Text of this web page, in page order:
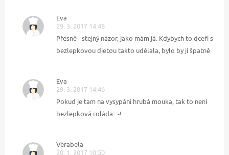
Eva
29. 3. 2017 14:48
Přesně - stejný názor, jako mám já. Kdybych to dceři s
bezlepkovou dietou takto udělala, bylo by jí špatně.
Eva
29. 3. 2017 14:46
Pokud je tam na vysypání hrubá mouka, tak to není
bezlepková roláda. :-!
Verabela
20. 1. 2017 10:50